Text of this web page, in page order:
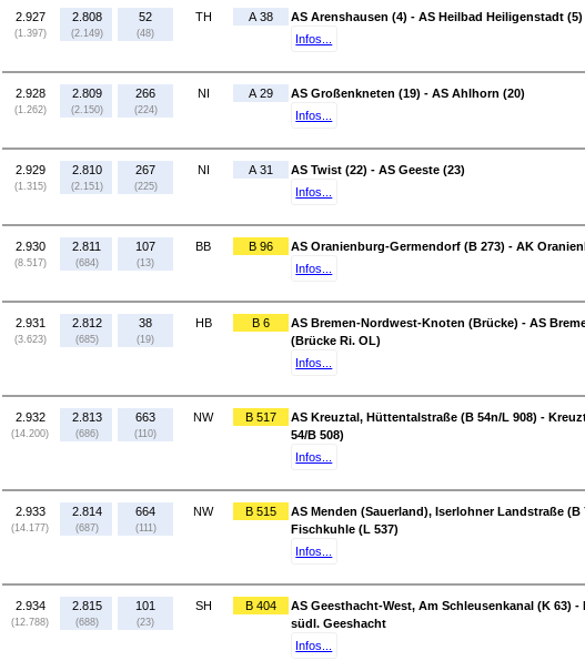
2.927
(1.397)
2.808
(2.149)
52
(48)
TH A 38
AS Arenshausen (4) - AS Heilbad Heiligenstadt (5)
Infos...
2.928
(1.262)
2.809
(2.150)
266
(224)
NI A 29
AS Großenkneten (19) - AS Ahlhorn (20)
Infos...
2.929
(1.315)
2.810
(2.151)
267
(225)
NI A 31
AS Twist (22) - AS Geeste (23)
Infos...
2.930
(8.517)
2.811
(684)
107
(13)
BB B 96
AS Oranienburg-Germendorf (B 273) - AK
Infos...
2.931
(3.623)
2.812
(685)
38
(19)
HB B 6
AS Bremen-Nordwest-Knoten (Brücke) - AS
(Brücke Ri. OL)
Infos...
2.932
(14.200)
2.813
(686)
663
(110)
NW B 517
AS Kreuztal, Hüttentalstraße (B 54n/L 908) -
54/B 508)
Infos...
2.933
(14.177)
2.814
(687)
664
(111)
NW B 515
AS Menden (Sauerland), Iserlohner Landstraße
Fischkuhle (L 537)
Infos...
2.934
(12.788)
2.815
(688)
101
(23)
SH B 404
AS Geesthacht-West, Am Schleusenkanal (K 63) -
südl. Geeshacht
Infos...